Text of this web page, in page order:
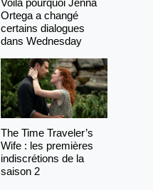
Ortega a changé
certains dialogues
dans Wednesday
The Time Traveler’s
Wife : les premières
indiscrétions de la
saison 2